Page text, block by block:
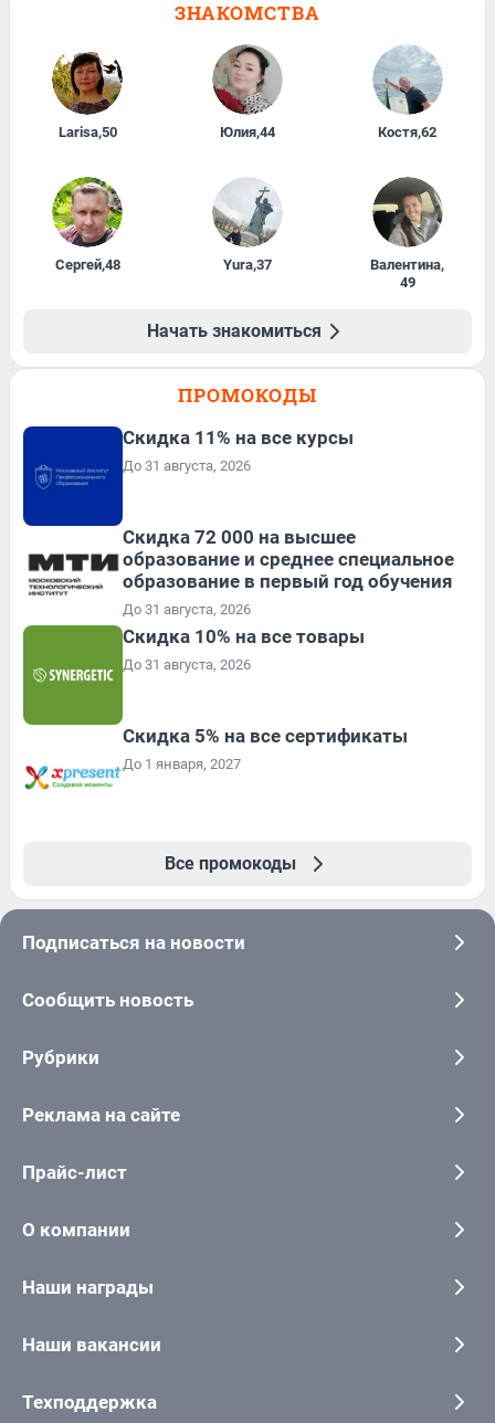
ЗНАКОМСТВА
Larisa,50 Юлия,44 Костя,62
Сергей,48 Yura,37 Валентина,
49
Начать знакомиться
ПРОМОКОДЫ
Скидка 11% на все курсы
До 31 августа, 2026
Скидка 72 000 на высшее
образование и среднее специальное
образование в первый год обучения
До 31 августа, 2026
Скидка 10% на все товары
До 31 августа, 2026
Скидка 5% на все сертификаты
До 1 января, 2027
Все промокоды
Подписаться на новости
Сообщить новость
Рубрики
Реклама на сайте
Прайс-лист
О компании
Наши награды
Наши вакансии
Техподдержка